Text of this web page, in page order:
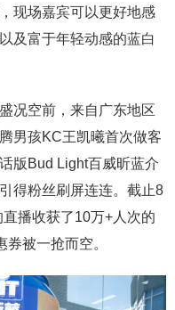
现场嘉宾可以更好地感
及富于年轻动感的蓝白
况空前，来自广东地区
男孩KC王凯曦首次做客
版Bud Light百威昕蓝介
得粉丝刷屏连连。截止8
播收获了10万+人次的
被一抢而空。